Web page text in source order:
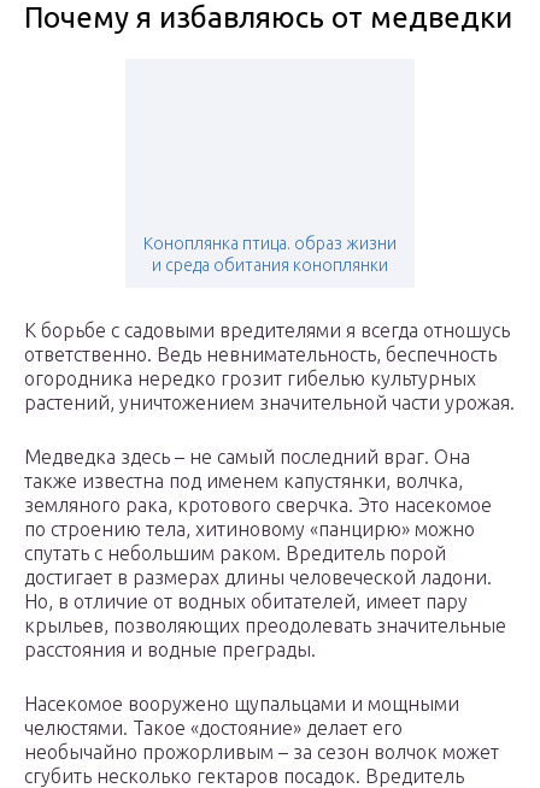
Почему я избавляюсь от медведки
Коноплянка птица. образ жизни
и среда обитания коноплянки
К борьбе с садовыми вредителями я всегда отношусь
ответственно. Ведь невнимательность, беспечность
огородника нередко грозит гибелью культурных
растений, уничтожением значительной части урожая.
Медведка здесь – не самый последний враг. Она
также известна под именем капустянки, волчка,
земляного рака, кротового сверчка. Это насекомое
по строению тела, хитиновому «панцирю» можно
спутать с небольшим раком. Вредитель порой
достигает в размерах длины человеческой ладони.
Но, в отличие от водных обитателей, имеет пару
крыльев, позволяющих преодолевать значительные
расстояния и водные преграды.
Насекомое вооружено щупальцами и мощными
челюстями. Такое «достояние» делает его
необычайно прожорливым – за сезон волчок может
сгубить несколько гектаров посадок. Вредитель